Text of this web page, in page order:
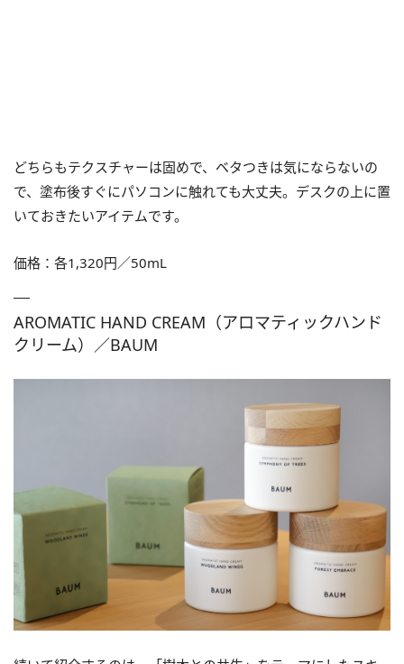
どちらもテクスチャーは固めで、ベタつきは気にならないの
で、塗布後すぐにパソコンに触れても大丈夫。デスクの上に置
いておきたいアイテムです。
価格：各1,320円／50mL
AROMATIC HAND CREAM（アロマティックハンド
クリーム）／BAUM